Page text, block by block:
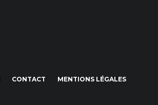
CONTACT MENTIONS LÉGALES